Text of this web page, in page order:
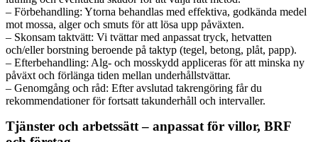
– Förbehandling: Ytorna behandlas med effektiva, godkända medel
mot mossa, alger och smuts för att lösa upp påväxten.
– Skonsam taktvätt: Vi tvättar med anpassat tryck, hetvatten
och/eller borstning beroende på taktyp (tegel, betong, plåt, papp).
– Efterbehandling: Alg- och mosskydd appliceras för att minska ny
påväxt och förlänga tiden mellan underhållstvättar.
– Genomgång och råd: Efter avslutad takrengöring får du
rekommendationer för fortsatt takunderhåll och intervaller.
Tjänster och arbetssätt – anpassat för villor, BRF